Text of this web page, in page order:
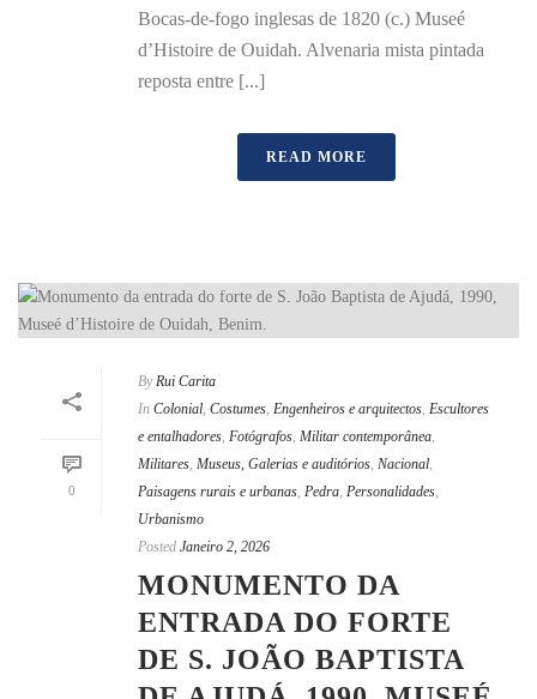
Bocas-de-fogo inglesas de 1820 (c.) Museé
d’Histoire de Ouidah. Alvenaria mista pintada
reposta entre [...]
READ MORE
0
By Rui Carita
In Colonial, Costumes, Engenheiros e arquitectos, Escultores
e entalhadores, Fotógrafos, Militar contemporânea,
Militares, Museus, Galerias e auditórios, Nacional,
Paisagens rurais e urbanas, Pedra, Personalidades,
Urbanismo
Posted Janeiro 2, 2026
MONUMENTO DA
ENTRADA DO FORTE
DE S. JOÃO BAPTISTA